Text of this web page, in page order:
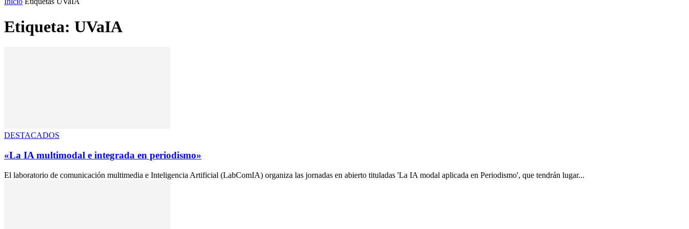
Etiqueta: UVaIA
DESTACADOS
«La IA multimodal e integrada en periodismo»
El laboratorio de comunicación multimedia e Inteligencia Artificial (LabComIA) organiza las jornadas en abierto tituladas 'La IA modal aplicada en Periodismo', que tendrán lugar...